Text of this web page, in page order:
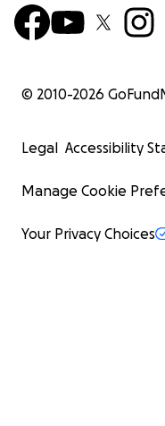
© 2010-2026
Legal Accessibility
Manage Cookie
Your Privacy Choices